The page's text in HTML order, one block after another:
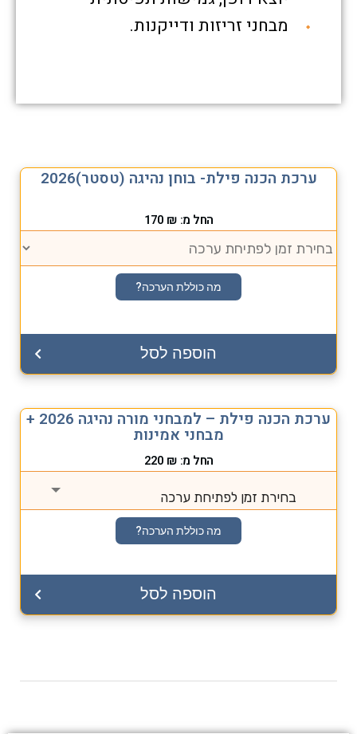
מבחני זריזות ודייקנות.
ערכת הכנה פילת- בוחן נהיגה (טסטר)2026
החל מ: 170 ₪
הוספה לסל
מה כוללת הערכה?
ערכת הכנה פילת – למבחני מורה נהיגה 2026 +
מבחני אמינות
החל מ: 220 ₪
בחירת זמן לפתיחת ערכה
הוספה לסל
מה כוללת הערכה?